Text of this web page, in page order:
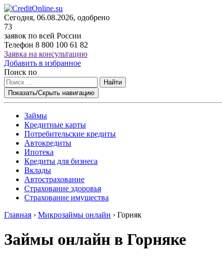
Сегодня, 06.08.2026, одобрено
73
заявок по всей России
Телефон 8 800 100 61 82
Заявка на консультацию
Добавить в избранное
Поиск по
Найти
Показать/Скрыть навигацию
Займы
Кредитные карты
Потребительские кредиты
Автокредиты
Ипотека
Кредиты для бизнеса
Вклады
Автострахование
Страхование здоровья
Страхование имущества
Главная › Микрозаймы онлайн › Горняк
Займы онлайн в Горняке